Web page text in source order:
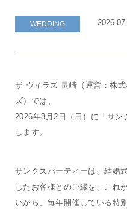
WEDDING
ザ ヴィラズ 長崎（運営：株
ズ）では、
2026年8月2日（日）に「サン
します。
サンクスパーティーは、結婚
したお客様とのご縁を、これ
いから、毎年開催している特